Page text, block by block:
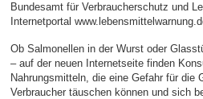
Bundesamt für Verbraucherschutz und
Internetportal
Ob Salmonellen in der Wurst oder
– auf der neuen Internetseite finden
Nahrungsmitteln, die eine Gefahr für die
Verbraucher täuschen können und sich